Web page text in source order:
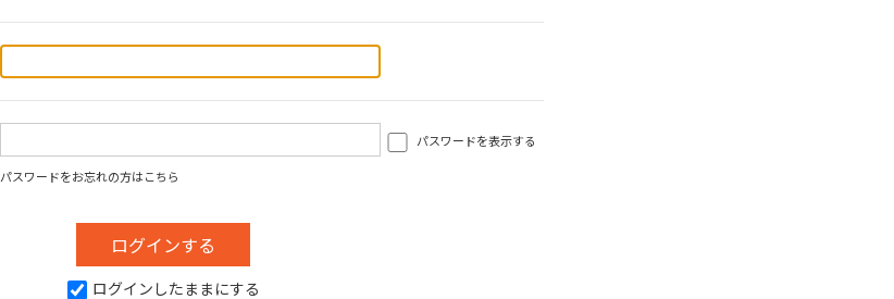
パスワードを表示する
パスワードをお忘れの方はこちら
ログインしたままにする